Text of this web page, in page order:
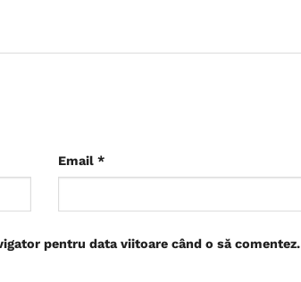
Email *
pentru data viitoare când o să comentez.